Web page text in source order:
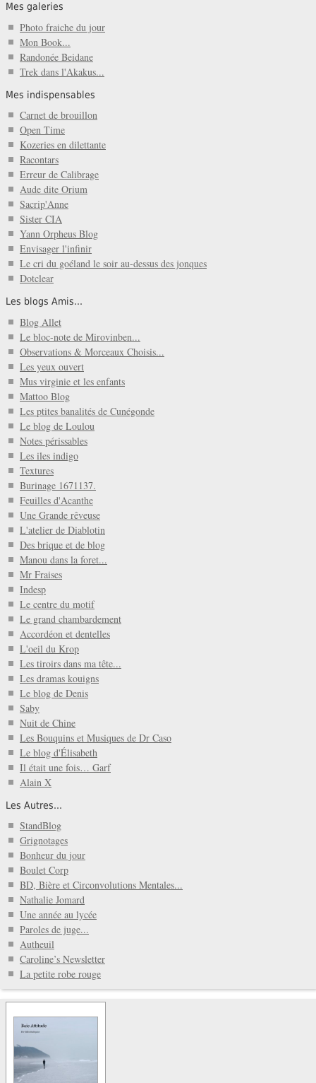
Mes galeries
Photo fraiche du jour
Mon Book...
Randonée Beidane
Trek dans l'Akakus...
Mes indispensables
Carnet de brouillon
Open Time
Kozeries en dilettante
Racontars
Erreur de Calibrage
Aude dite Orium
Sacrip'Anne
Sister CIA
Yann Orpheus Blog
Envisager l'infinir
Le cri du goéland le soir au-dessus des jonques
Dotclear
Les blogs Amis...
Blog Allet
Le bloc-note de Mirovinben...
Observations & Morceaux Choisis...
Les yeux ouvert
Mus virginie et les enfants
Mattoo Blog
Les ptites banalités de Cunégonde
Le blog de Loulou
Notes périssables
Les iles indigo
Textures
Burinage 1671137.
Feuilles d'Acanthe
Une Grande rêveuse
L'atelier de Diablotin
Des brique et de blog
Manou dans la foret...
Mr Fraises
Indesp
Le centre du motif
Le grand chambardement
Accordéon et dentelles
L'oeil du Krop
Les tiroirs dans ma tête...
Les dramas kouigns
Le blog de Denis
Saby
Nuit de Chine
Les Bouquins et Musiques de Dr Caso
Le blog d'Élisabeth
Il était une fois… Garf
Alain X
Les Autres...
StandBlog
Grignotages
Bonheur du jour
Boulet Corp
BD, Bière et Circonvolutions Mentales...
Nathalie Jomard
Une année au lycée
Paroles de juge...
Autheuil
Caroline’s Newsletter
La petite robe rouge